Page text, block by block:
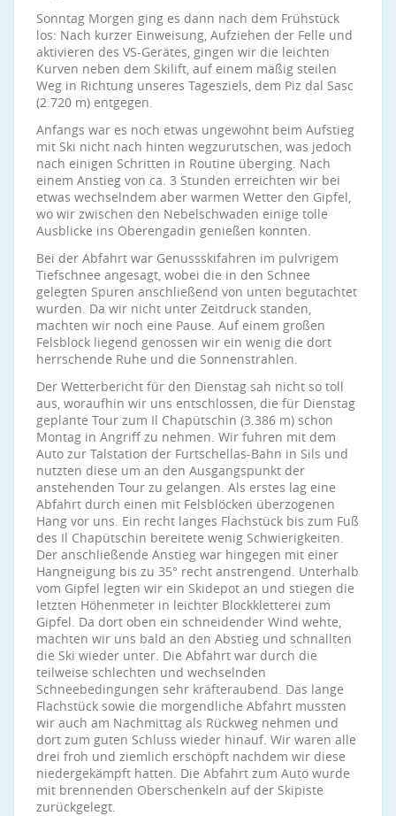
Sonntag Morgen ging es dann nach dem Frühstück
los: Nach kurzer Einweisung, Aufziehen der Felle und
aktivieren des VS-Gerätes, gingen wir die leichten
Kurven neben dem Skilift, auf einem mäßig steilen
Weg in Richtung unseres Tagesziels, dem Piz dal Sasc
(2.720 m) entgegen.
Anfangs war es noch etwas ungewohnt beim Aufstieg
mit Ski nicht nach hinten wegzurutschen, was jedoch
nach einigen Schritten in Routine überging. Nach
einem Anstieg von ca. 3 Stunden erreichten wir bei
etwas wechselndem aber warmen Wetter den Gipfel,
wo wir zwischen den Nebelschwaden einige tolle
Ausblicke ins Oberengadin genießen konnten.
Bei der Abfahrt war Genussskifahren im pulvrigem
Tiefschnee angesagt, wobei die in den Schnee
gelegten Spuren anschließend von unten begutachtet
wurden. Da wir nicht unter Zeitdruck standen,
machten wir noch eine Pause. Auf einem großen
Felsblock liegend genossen wir ein wenig die dort
herrschende Ruhe und die Sonnenstrahlen.
Der Wetterbericht für den Dienstag sah nicht so toll
aus, woraufhin wir uns entschlossen, die für Dienstag
geplante Tour zum Il Chapütschin (3.386 m) schon
Montag in Angriff zu nehmen. Wir fuhren mit dem
Auto zur Talstation der Furtschellas-Bahn in Sils und
nutzten diese um an den Ausgangspunkt der
anstehenden Tour zu gelangen. Als erstes lag eine
Abfahrt durch einen mit Felsblöcken überzogenen
Hang vor uns. Ein recht langes Flachstück bis zum Fuß
des Il Chapütschin bereitete wenig Schwierigkeiten.
Der anschließende Anstieg war hingegen mit einer
Hangneigung bis zu 35° recht anstrengend. Unterhalb
vom Gipfel legten wir ein Skidepot an und stiegen die
letzten Höhenmeter in leichter Blockkletterei zum
Gipfel. Da dort oben ein schneidender Wind wehte,
machten wir uns bald an den Abstieg und schnallten
die Ski wieder unter. Die Abfahrt war durch die
teilweise schlechten und wechselnden
Schneebedingungen sehr kräfteraubend. Das lange
Flachstück sowie die morgendliche Abfahrt mussten
wir auch am Nachmittag als Rückweg nehmen und
dort zum guten Schluss wieder hinauf. Wir waren alle
drei froh und ziemlich erschöpft nachdem wir diese
niedergekämpft hatten. Die Abfahrt zum Auto wurde
mit brennenden Oberschenkeln auf der Skipiste
zurückgelegt.